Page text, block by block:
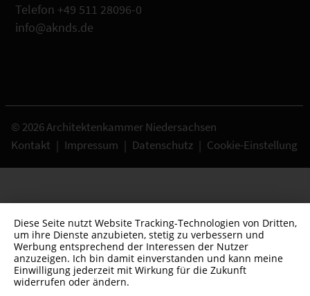
Telefon +49 511 28096-0
info@aknds.de
© 2026 Architektenkammer Niedersachsen
Kontakt | Impressum | Datenschutz | Cookie-Einstellung
Diese Seite nutzt Website Tracking-Technologien von Dritten,
um ihre Dienste anzubieten, stetig zu verbessern und
Werbung entsprechend der Interessen der Nutzer
anzuzeigen. Ich bin damit einverstanden und kann meine
Einwilligung jederzeit mit Wirkung für die Zukunft
widerrufen oder ändern.